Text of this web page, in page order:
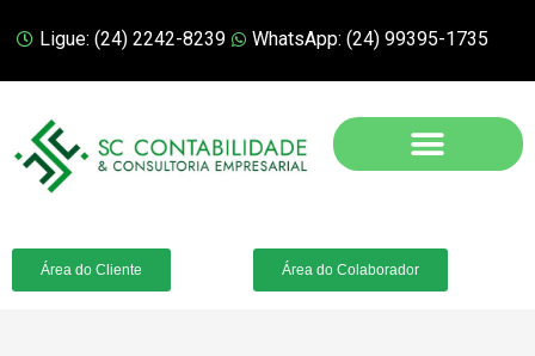
Ligue: (24) 2242-8239 WhatsApp: (24) 99395-1735
Área do Cliente Área do Colaborador